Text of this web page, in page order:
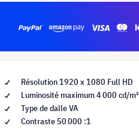
Résolution 1920 x 1080 Full HD
Luminosité maximum 4 000 cd/m²
Type de dalle VA
Contraste 50 000 :1